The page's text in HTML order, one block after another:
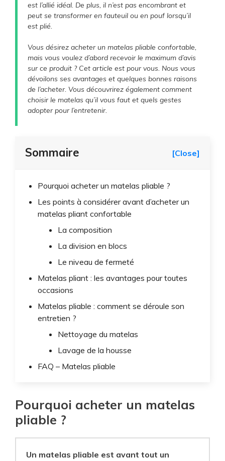
i
d
e
o
est l’allié idéal. De plus, il n’est pas encombrant et
peut se transformer en fauteuil ou en pouf lorsqu’il
est plié.
Vous désirez acheter un matelas pliable confortable,
mais vous voulez d’abord recevoir le maximum d’avis
sur ce produit ? Cet article est pour vous. Nous vous
dévoilons ses avantages et quelques bonnes raisons
de l’acheter. Vous découvrirez également comment
choisir le matelas qu’il vous faut et quels gestes
adopter pour l’entretenir.
Sommaire [Close]
Pourquoi acheter un matelas pliable ?
Les points à considérer avant d’acheter un
matelas pliant confortable
La composition
La division en blocs
Le niveau de fermeté
Matelas pliant : les avantages pour toutes
occasions
Matelas pliable : comment se déroule son
entretien ?
Nettoyage du matelas
Lavage de la housse
FAQ – Matelas pliable
Pourquoi acheter un matelas
pliable ?
Un matelas pliable est avant tout un